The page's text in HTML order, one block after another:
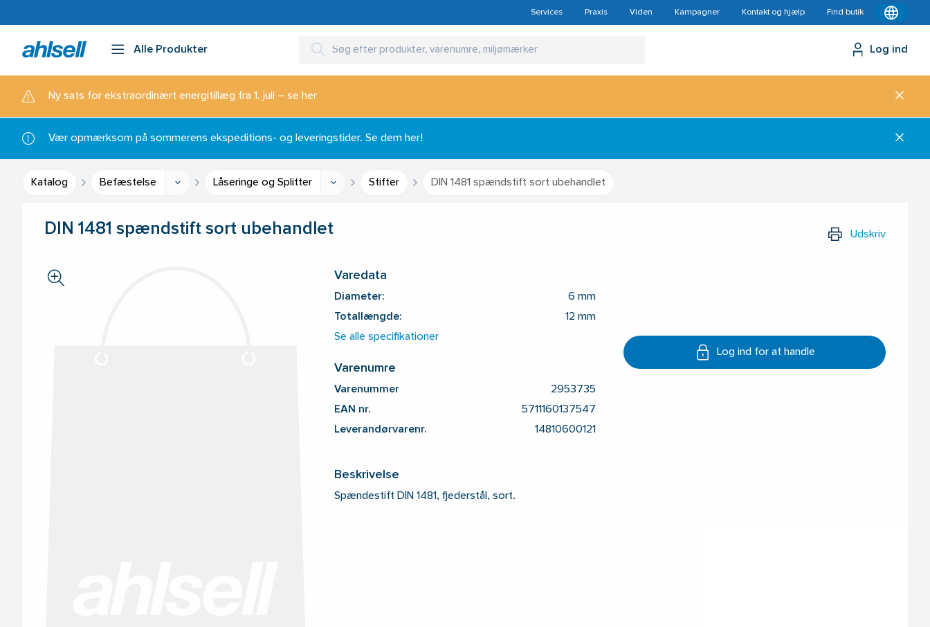
Services Praxis Viden Kampagner Kontakt og hjælp Find butik
Alle Produkter Log ind
Ny sats for ekstraordinært energitillæg fra 1. juli – se her
Vær opmærksom på sommerens ekspeditions- og leveringstider. Se dem her!
Katalog Befæstelse Låseringe og Splitter Stifter DIN 1481 spændstift sort ubehandlet
DIN 1481 spændstift sort ubehandlet Udskriv
Varedata
Diameter: 6 mm
Totallængde: 12 mm
Se alle specifikationer
Varenumre
Varenummer 2953735
EAN nr. 5711160137547
Leverandørvarenr. 14810600121
Beskrivelse
Spændestift DIN 1481, fjederstål, sort.
Log ind for at handle